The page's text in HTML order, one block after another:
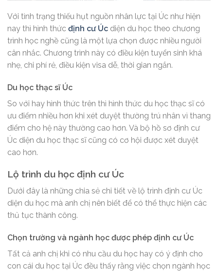
Với tình trạng thiếu hụt nguồn nhân lực tại Úc như hiện
nay thì hình thức định cư Úc diện du học theo chương
trình học nghề cũng là một lựa chọn được nhiều người
cân nhắc. Chương trình này có điều kiện tuyển sinh khá
nhẹ, chi phí rẻ, điều kiện visa dễ, thời gian ngắn.
Du học thạc sĩ Úc
So với hay hình thức trên thì hình thức du học thạc sĩ có
ưu điểm nhiều hơn khi xét duyệt thường trú nhân vì thang
điểm cho hệ này thường cao hơn. Và bộ hồ sơ định cư
Úc diện du học thạc sĩ cũng có cơ hội được xét duyệt
cao hơn.
Lộ trình du học định cư Úc
Dưới đây là những chia sẻ chi tiết về lộ trình định cư Úc
diện du học mà anh chị nên biết để có thể thực hiện các
thủ tục thành công.
Chọn trường và ngành học được phép định cư Úc
Tất cả anh chị khi có nhu cầu du học hay có ý định cho
con cái du học tại Úc đều thấy rằng việc chọn ngành học